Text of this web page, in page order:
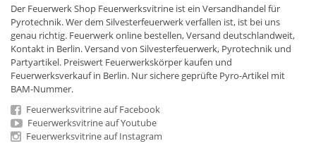
Der Feuerwerk Shop Feuerwerksvitrine ist ein Versandhandelfür
Pyrotechnik. Wer dem Silvesterfeuerwerk verfallen ist, ist bei uns
genau richtig. Feuerwerk online bestellen,Versand deutschlandweit,
Kontakt in Berlin. Versand von Silvesterfeuerwerk, Pyrotechnik und
Partyartikel. Preiswert Feuerwerkskörper kaufen und
Feuerwerksverkauf in Berlin. Nur sichere geprüfte Pyro-Artikel mit
BAM-Nummer.
Feuerwerksvitrine auf Facebook
Feuerwerksvitrine auf Youtube
Feuerwerksvitrine auf Instagram